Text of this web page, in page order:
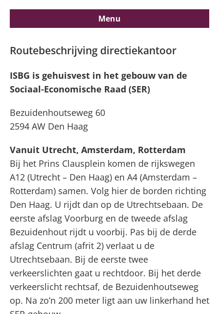
Menu
Contact
Routebeschrijving directiekantoor
Routebeschrijving directiekantoor
ISBG is gehuisvest in het gebouw van de
Sociaal-Economische Raad (SER)
Bezuidenhoutseweg 60
2594 AW Den Haag
Vanuit Utrecht, Amsterdam, Rotterdam
Bij het Prins Clausplein komen de rijkswegen
A12 (Utrecht – Den Haag) en A4 (Amsterdam –
Rotterdam) samen. Volg hier de borden richting
Den Haag. U rijdt dan op de Utrechtsebaan. De
eerste afslag Voorburg en de tweede afslag
Bezuidenhout rijdt u voorbij. Pas bij de derde
afslag Centrum (afrit 2) verlaat u de
Utrechtsebaan. Bij de eerste twee
verkeerslichten gaat u rechtdoor. Bij het derde
verkeerslicht rechtsaf, de Bezuidenhoutseweg
op. Na zo’n 200 meter ligt aan uw linkerhand het